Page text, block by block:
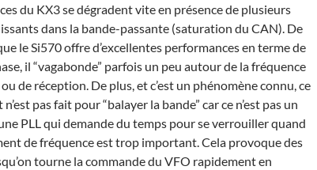
du KX3 se dégradent vite en présence de plusieurs
dans la bande-passante (saturation du CAN). De
le Si570 offre d’excellentes performances en terme de
il “vagabonde” parfois un peu autour de la fréquence
ou de réception. De plus, et c’est un phénomène connu, ce
pas fait pour “balayer la bande” car ce n’est pas un
PLL qui demande du temps pour se verrouiller quand
de fréquence est trop important. Cela provoque des
tourne la commande du VFO rapidement en